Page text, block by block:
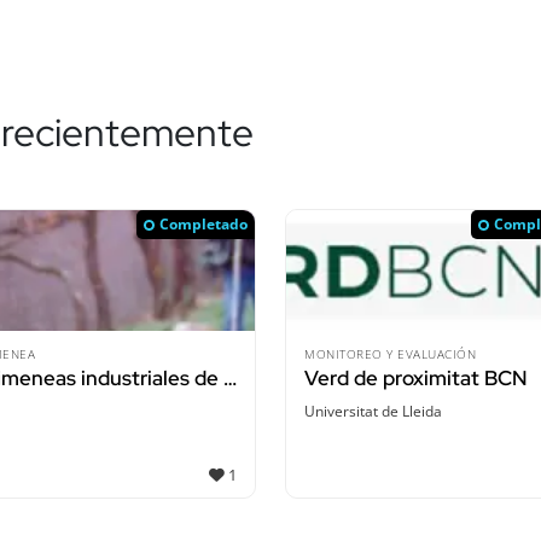
Activo
DILAN - Digital Language and Communication Training for EU Scientists
CO-DISEÑO